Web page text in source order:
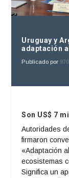
Uruguay y
adaptación
Publicado por
Son US$ 7
Autoridades
firmaron
«Adaptación
ecosistemas
Significa un